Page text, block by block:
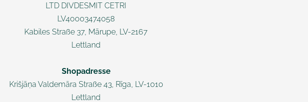
LTD DIVDESMIT CETRI
LV40003474058
Kabiles Straße 37, Mārupe, LV-2167
Lettland
Shopadresse
Krišjāņa Valdemāra Straße 43, Rīga, LV-1010
Lettland